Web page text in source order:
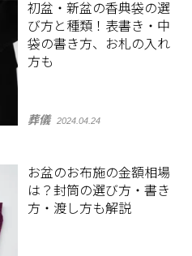
初盆・新盆の香典袋の選
び方と種類！表書き・中
袋の書き方、お札の入れ
方も
葬儀 2024.04.24
お盆のお布施の金額相場
は？封筒の選び方・書き
方・渡し方も解説